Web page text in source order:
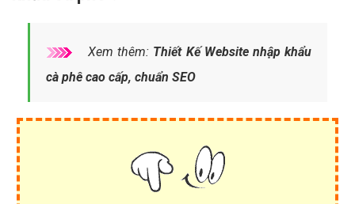
Xem thêm: Thiết Kế Website nhập khẩu
cà phê cao cấp, chuẩn SEO